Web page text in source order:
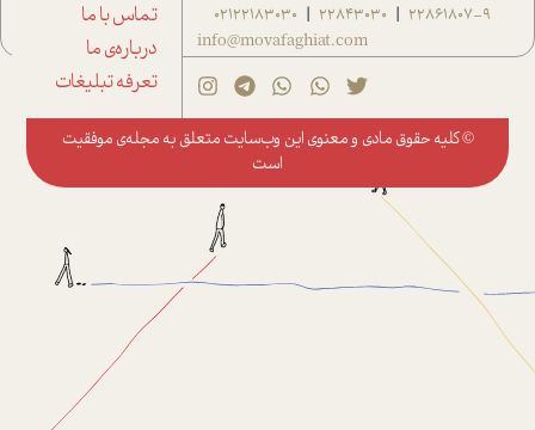
22861807-9
|
22843030
|
02122183030
info@movafaghiat.com
تماس با ما
درباره‌ی ما
تعرفه تبلیغات
© کلیه حقوق مادی و معنوی این وب‌سایت متعلق به مجله‌ی موفقیت
است